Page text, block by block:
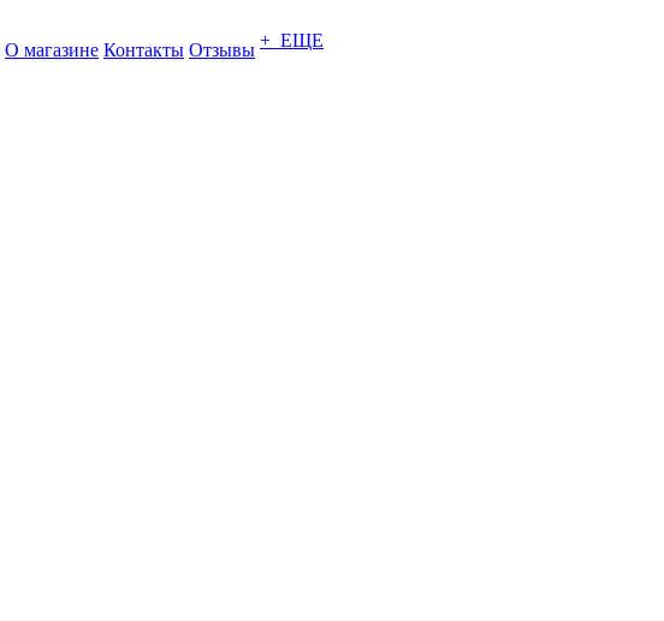
О магазине Контакты Отзывы + ЕЩЕ